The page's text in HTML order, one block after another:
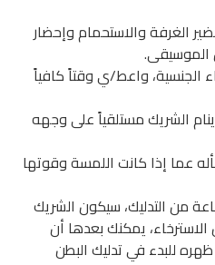
الغرفة والاستحمام وإحضار
الموسيقى.
الجنسية، واعط/ي وقتاً كافياً
الشريك مستلقياً على وجهه
عما إذا كانت اللمسة وقوتها
من التدليك، سيكون الشريك
يمكنك بعدها أن
للبدء في تدليك البطن